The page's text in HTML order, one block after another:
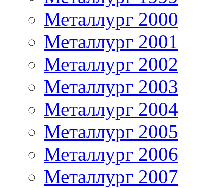
Металлург 2000
Металлург 2001
Металлург 2002
Металлург 2003
Металлург 2004
Металлург 2005
Металлург 2006
Металлург 2007